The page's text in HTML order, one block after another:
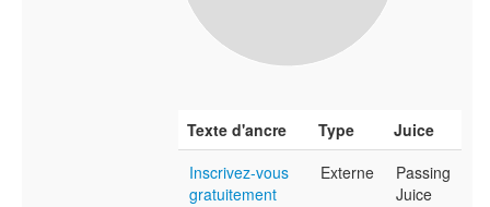
Texte d'ancre Type
Juice
Inscrivez-vous
gratuitement
Externe
Passing
Juice